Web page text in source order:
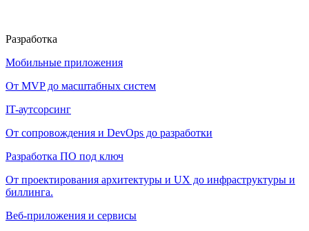
Разработка
Мобильные приложения
От MVP до масштабных систем
IT-аутсорсинг
От сопровождения и DevOps до разработки
Разработка ПО под ключ
От проектирования архитектуры и UX до инфраструктуры и
биллинга.
Веб-приложения и сервисы